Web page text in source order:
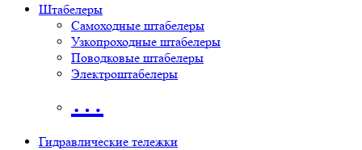
Штабелеры
Самоходные штабелеры
Узкопроходные штабелеры
Поводковые штабелеры
Электроштабелеры
…
Гидравлические тележки